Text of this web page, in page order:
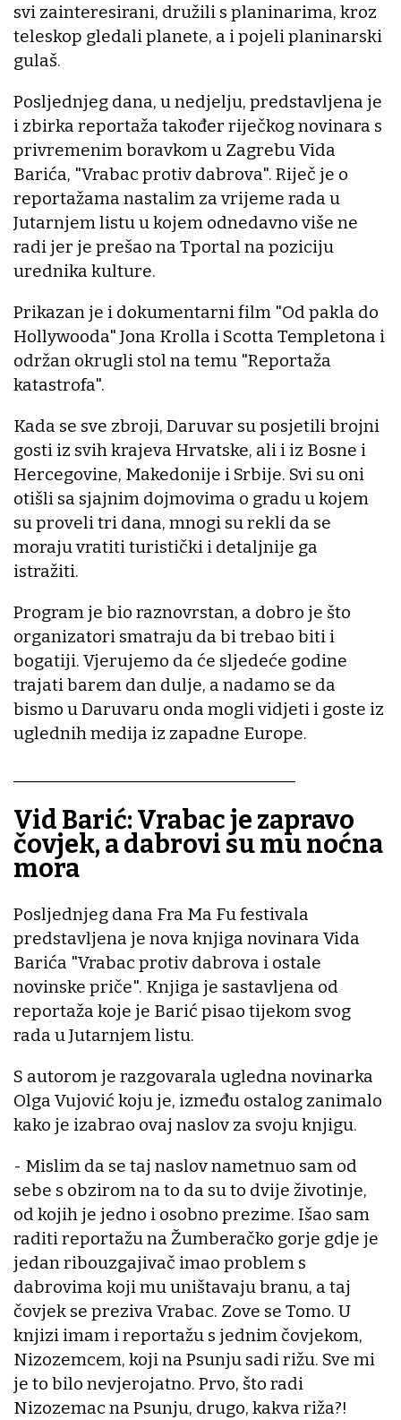
svi zainteresirani, družili s planinarima, kroz
teleskop gledali planete, a i pojeli planinarski
gulaš.
Posljednjeg dana, u nedjelju, predstavljena je
i zbirka reportaža također riječkog novinara s
privremenim boravkom u Zagrebu Vida
Barića, "Vrabac protiv dabrova". Riječ je o
reportažama nastalim za vrijeme rada u
Jutarnjem listu u kojem odnedavno više ne
radi jer je prešao na Tportal na poziciju
urednika kulture.
Prikazan je i dokumentarni film "Od pakla do
Hollywooda" Jona Krolla i Scotta Templetona i
održan okrugli stol na temu "Reportaža
katastrofa".
Kada se sve zbroji, Daruvar su posjetili brojni
gosti iz svih krajeva Hrvatske, ali i iz Bosne i
Hercegovine, Makedonije i Srbije. Svi su oni
otišli sa sjajnim dojmovima o gradu u kojem
su proveli tri dana, mnogi su rekli da se
moraju vratiti turistički i detaljnije ga
istražiti.
Program je bio raznovrstan, a dobro je što
organizatori smatraju da bi trebao biti i
bogatiji. Vjerujemo da će sljedeće godine
trajati barem dan dulje, a nadamo se da
bismo u Daruvaru onda mogli vidjeti i goste iz
uglednih medija iz zapadne Europe.
Vid Barić: Vrabac je zapravo
čovjek, a dabrovi su mu noćna
mora
Posljednjeg dana Fra Ma Fu festivala
predstavljena je nova knjiga novinara Vida
Barića "Vrabac protiv dabrova i ostale
novinske priče". Knjiga je sastavljena od
reportaža koje je Barić pisao tijekom svog
rada u Jutarnjem listu.
S autorom je razgovarala ugledna novinarka
Olga Vujović koju je, između ostalog zanimalo
kako je izabrao ovaj naslov za svoju knjigu.
- Mislim da se taj naslov nametnuo sam od
sebe s obzirom na to da su to dvije životinje,
od kojih je jedno i osobno prezime. Išao sam
raditi reportažu na Žumberačko gorje gdje je
jedan ribouzgajivač imao problem s
dabrovima koji mu uništavaju branu, a taj
čovjek se preziva Vrabac. Zove se Tomo. U
knjizi imam i reportažu s jednim čovjekom,
Nizozemcem, koji na Psunju sadi rižu. Sve mi
je to bilo nevjerojatno. Prvo, što radi
Nizozemac na Psunju, drugo, kakva riža?!